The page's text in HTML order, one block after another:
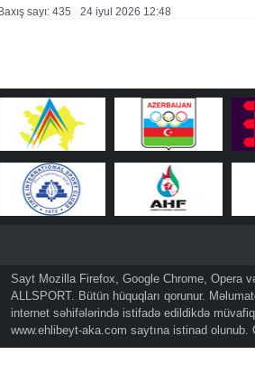
Baxış sayı: 435 24 i̇yul 2026 12:48
Sayt Mozilla Firefox, Google Chrome, Opera
ALLSPORT. Bütün hüquqları qorunur.
internet səhifələrində istifadə edildikdə
www.ehlibeyt-aka.com saytına istinad olunub.